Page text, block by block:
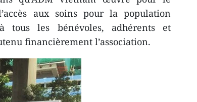
aux soins pour la population
tous les bénévoles, adhérents et
financièrement l’association.